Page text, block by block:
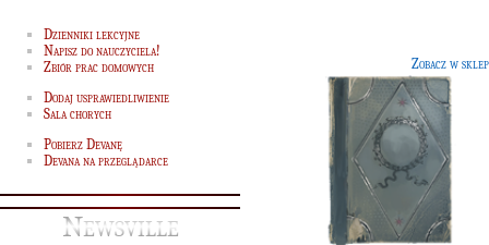
Dzienniki lekcyjne
Napisz do nauczyciela!
Zbiór prac domowych
Dodaj usprawiedliwienie
Sala chorych
Pobierz Devanę
Devana na przeglądarce
Newsville
Zobacz w